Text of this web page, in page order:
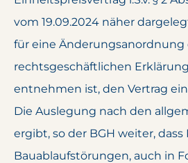
vom 19.09.2024 näher
für eine Änderungsanordnung
rechtsgeschäftlichen
entnehmen ist, den Vertrag
Die Auslegung nach den
ergibt, so der BGH weiter,
Bauablaufstörungen, auch in